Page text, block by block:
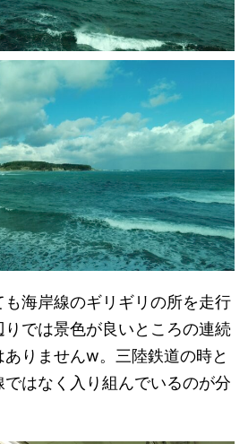
海岸線のギリギリの所を走行
りでは景色が良いところの連続
りませんw。三陸鉄道の時と
はなく入り組んでいるのが分